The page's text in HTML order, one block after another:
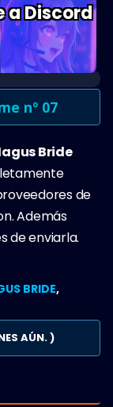
a Discord
nº 07
Bride
de
Además
de enviarla.
BRIDE,
AÚN. )